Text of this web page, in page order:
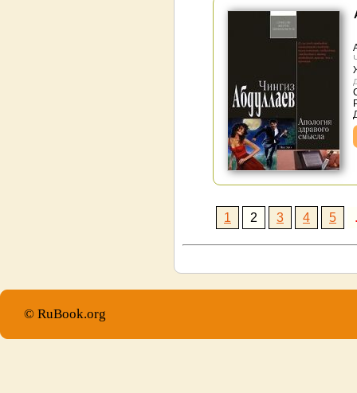
1 2 3 4 5
© RuBook.org